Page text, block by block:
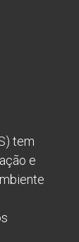
tem
e